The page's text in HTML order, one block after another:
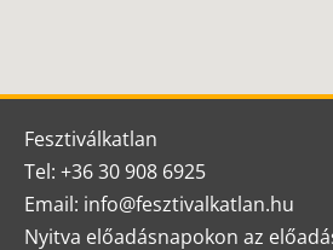
Fesztiválkatlan
Tel: +36 30 908 6925
Email: info@fesztivalkatlan.hu
Nyitva előadásnapokon az